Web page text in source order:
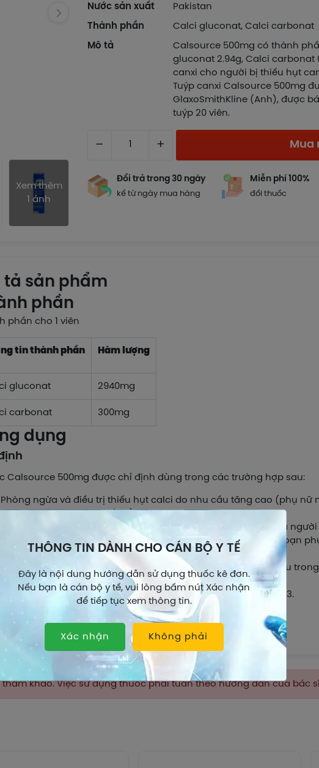
Xem thêm
1 ảnh
Nước sản xuất
Pakistan
Thành phần
Calci gluconat, Calci carbonat
Mô tả
Calsource 500mg có thành
gluconat 2.94g, Calci carbonat
canxi cho người bị thiếu hụt
Tuýp canxi Calsource 500mg
GlaxoSmithKline (Anh), được
tuýp 20 viên.
– + Mua
Đổi trả trong 30 ngày
kể từ ngày mua hàng
Miễn phí 100%
đổi thuốc
tả sản phẩm
phần
phần cho 1 viên
tin thành phần Hàm lượng
gluconat 2940mg
carbonat 300mg
dụng
Calsource 500mg được chỉ định dùng trong các trường hợp sau:
Phòng ngừa và điều trị thiếu hụt calci do nhu cầu tăng cao (phụ nữ
Phòng ngừa và điều trị hỗ trợ tình trạng mất calci ở xương của
kinh, hoặc sau khi dùng liệu pháp corticoid, hoặc trong giai đoạn
gian bị bất động kéo dài.
Bổ sung calci như là một biện pháp bổ trợ cho điều trị đặc hiệu
xương ở bệnh nhân có nguy cơ thiếu calci.
Bệnh còi xương và loãng xương, bên cạnh liệu pháp Vitamin D3.
lực học
khoáng chất.
Calci carbonat (A 12 AA 04). Calci lactat gluconat (A 12 AA 06).
là một khoáng chất thiết yếu, cần thiết cho sự hình thành và duy trì
cơ thể và cho sự hoạt động đúng của rất nhiều cơ quan chuyển
Xem thêm
khảo. Việc sử dụng thuốc phải tuân theo hướng dẫn của bác
THÔNG TIN DÀNH CHO CÁN BỘ Y TẾ
Đây là nội dung hướng dẫn sử dụng thuốc kê đơn.
Nếu bạn là cán bộ y tế, vui lòng bấm nút Xác nhận
để tiếp tục xem thông tin.
Xác nhận Không phải